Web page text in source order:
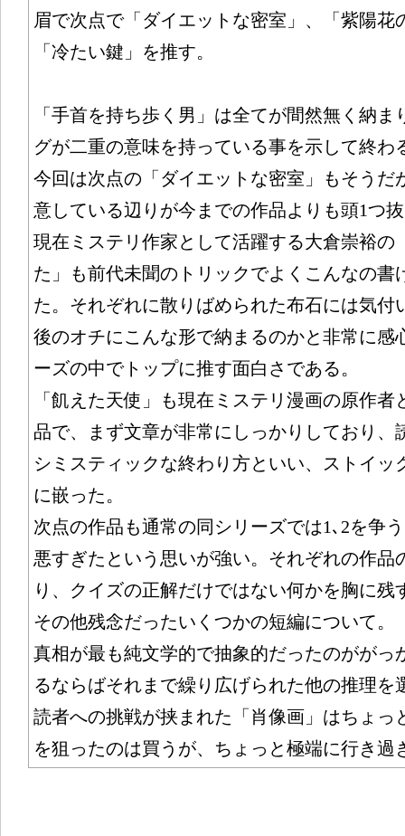
眉で次点で「ダイエットな密室」、「紫陽花
「冷たい鍵」を推す。
「手首を持ち歩く男」は全てが間然無く納
グが二重の意味を持っている事を示して終わ
今回は次点の「ダイエットな密室」もそうだ
意している辺りが今までの作品よりも頭1つ
現在ミステリ作家として活躍する大倉崇裕の
た」も前代未聞のトリックでよくこんなの書
た。それぞれに散りばめられた布石には気付
後のオチにこんな形で納まるのかと非常に感
ーズの中でトップに推す面白さである。
「飢えた天使」も現在ミステリ漫画の原作
品で、まず文章が非常にしっかりしており、
シミスティックな終わり方といい、ストイッ
に嵌った。
次点の作品も通常の同シリーズでは1､2を争
悪すぎたという思いが強い。それぞれの作品
り、クイズの正解だけではない何かを胸に残
その他残念だったいくつかの短編について。
真相が最も純文学的で抽象的だったのががっ
るならばそれまで繰り広げられた他の推理を
読者への挑戦が挟まれた「肖像画」はちょっ
を狙ったのは買うが、ちょっと極端に行き過